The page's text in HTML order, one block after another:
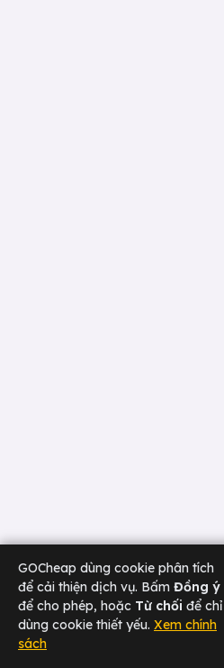
GOCheap dùng cookie phân tích
để cải thiện dịch vụ. Bấm Đồng ý
để cho phép, hoặc Từ chối để chỉ
dùng cookie thiết yếu. Xem chính
sách